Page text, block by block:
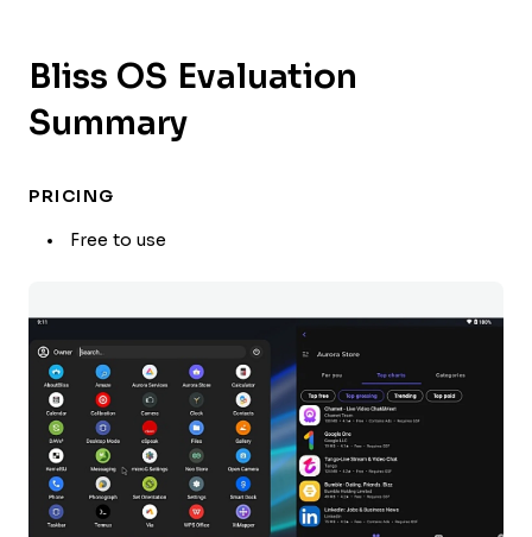
Bliss OS Evaluation
Summary
PRICING
Free to use